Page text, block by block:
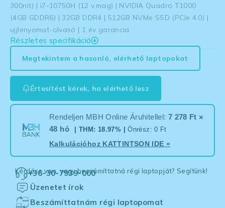
300nit) | i7-10750H (12 v.mag) | NVIDIA Quadro T1000
(4GB GDDR6) | 32GB DDR4 | 512GB NVMe SSD (PCIe 4.0) |
ujjlenyomat-olvasó | 1 év garancia
Részletes specifikáció
Megtekintem a hasonló, elérhető laptopokat
Értesítést kérek, ha elérhető lesz
Rendeljen MBH Online Áruhitellel: 7 278 Ft ×
48 hó
| THM: 18.97% |Önrész: 0 Ft
Kalkulációhoz KATTINTSON IDE »
Kérdése van, vagy beszámíttatná régi laptopját? Segítünk!
+36-30-7939-000
Üzenetet írok
Beszámíttatnám régi laptopomat